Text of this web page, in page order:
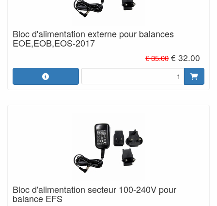
Bloc d'alimentation externe pour balances
EOE,EOB,EOS-2017
€ 35.00 € 32.00
Bloc d'alimentation secteur 100-240V pour
balance EFS